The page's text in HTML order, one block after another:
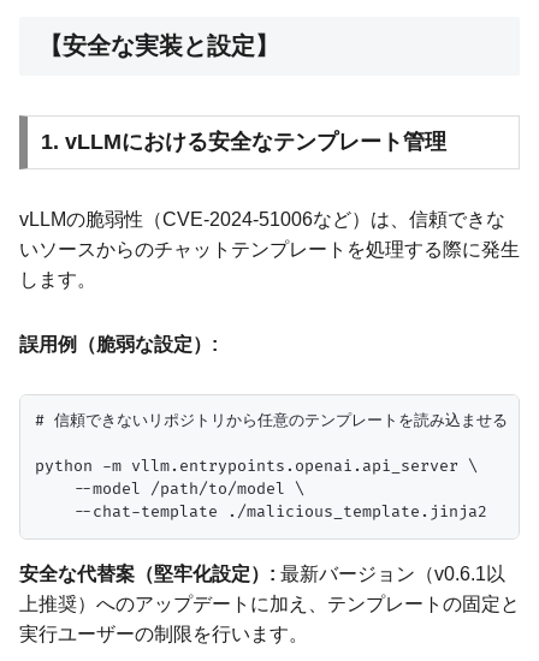
【安全な実装と設定】
1. vLLMにおける安全なテンプレート管理
vLLMの脆弱性（CVE-2024-51006など）は、信頼できな
いソースからのチャットテンプレートを処理する際に発生
します。
誤用例（脆弱な設定）:
# 信頼できないリポジトリから任意のテンプレートを読み込ませる
python -m vllm.entrypoints.openai.api_server \
    --model /path/to/model \
安全な代替案（堅牢化設定）: 最新バージョン（v0.6.1以
上推奨）へのアップデートに加え、テンプレートの固定と
実行ユーザーの制限を行います。